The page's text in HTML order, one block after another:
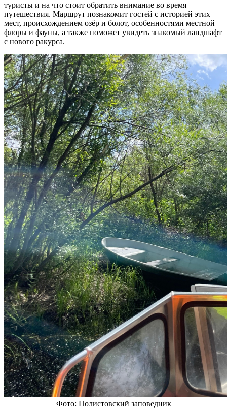
туристы и на что стоит обратить внимание во время
путешествия. Маршрут познакомит гостей с историей этих
мест, происхождением озёр и болот, особенностями местной
флоры и фауны, а также поможет увидеть знакомый ландшафт
с нового ракурса.
Фото: Полистовский заповедник